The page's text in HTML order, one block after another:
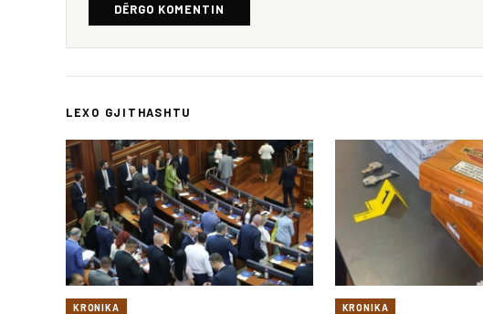
DËRGO KOMENTIN
LEXO GJITHASHTU
KRONIKA KRONIKA